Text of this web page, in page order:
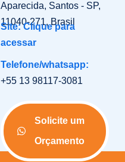
Aparecida, Santos - SP,
11040-271, Brasil
Site: Clique para
acessar
Telefone/whatsapp:
+55 13 98117-3081
Solicite um
Orçamento